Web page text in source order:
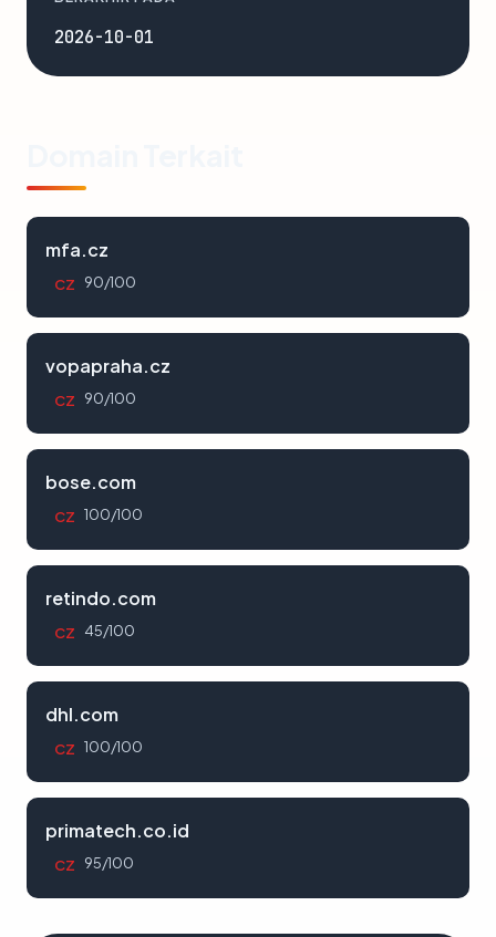
2026-10-01
mfa.cz
CZ 90/100
vopapraha.cz
CZ 90/100
bose.com
CZ 100/100
retindo.com
CZ 45/100
dhl.com
CZ 100/100
primatech.co.id
CZ 95/100